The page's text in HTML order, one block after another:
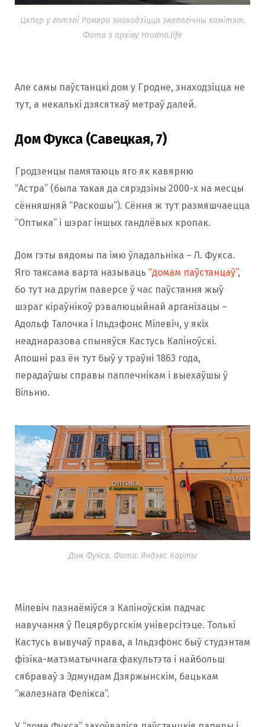
Цяпер у гатэлі Ромера знаходзіцца экалагічны камітэт.
Фота з архіву Hrodna.life
Але самы паўстанцкі дом у Гродне, знаходзіцца не
тут, а некалькі дзясяткаў метраў далей.
Дом Фукса (Савецкая, 7)
Гродзенцы памятаюць яго як кавярню
“Астра” (была такая да сярэдзіны 2000-х на месцы
сённяшняй “Раскошы”). Сёння ж тут размяшчаецца
“Оптыка” і шэраг іншых гандлёвых кропак.
Дом гэты вядомы па імю ўладальніка – Л. Фукса.
Яго таксама варта называць “домам паўстанцаў”,
бо тут на другім паверсе ў час паўстання жыў
шэраг кіраўнікоў рэвалюцыйнай арганізацы –
Адольф Талочка і Ільдэфонс Мілевіч, у якіх
неаднаразова спыняўся Кастусь Каліноўскі.
Апошні раз ён тут быў у траўні 1863 года,
перадаўшы справы паплечнікам і выехаўшы ў
Вільню.
Дом Фукса. Фота: Яндэкс Карты
Мілевіч пазнаёміўся з Каліноўскім падчас
навучання ў Пецярбургскім універсітэце. Толькі
Кастусь вывучаў права, а Ільдэфонс быў студэнтам
фізіка-матэматычнага факультэта і найбольш
сябраваў з Эдмундам Дзяржынскім, бацькам
“жалезнага Фелікса”.